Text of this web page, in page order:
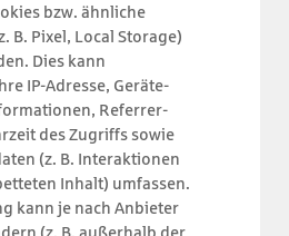
bzw. ähnliche
B. Pixel, Local Storage)
Dies kann
IP-Adresse, Geräte-
Referrer-
des Zugriffs sowie
(z. B. Interaktionen
Inhalt) umfassen.
kann je nach Anbieter
(z. B. außerhalb der